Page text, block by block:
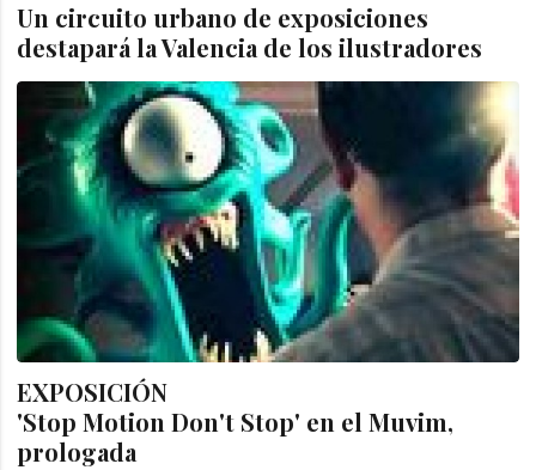
Un circuito urbano de exposiciones
destapará la Valencia de los ilustradores
EXPOSICIÓN
'Stop Motion Don't Stop' en el Muvim,
prologada